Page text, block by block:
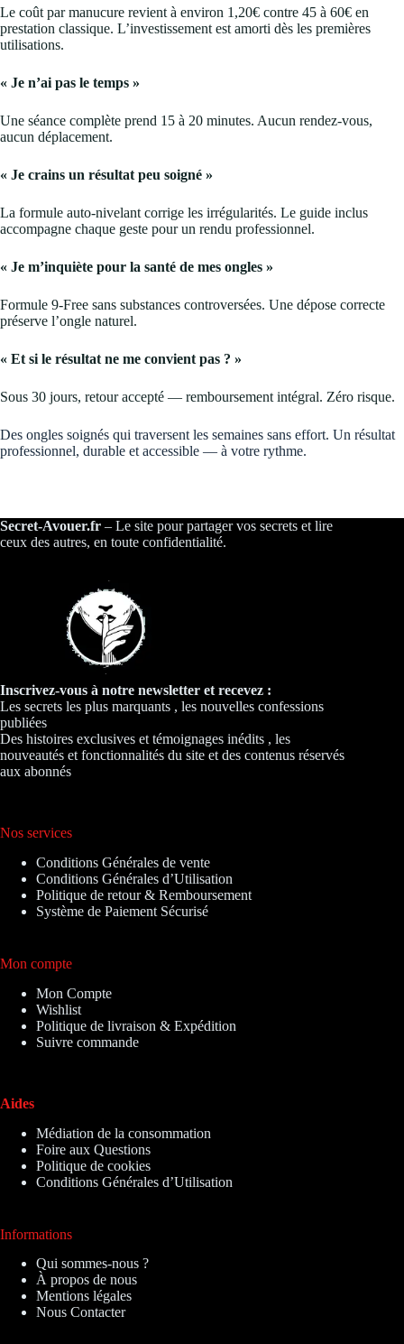
Le coût par manucure revient à environ 1,20€ contre 45 à 60€ en
prestation classique. L’investissement est amorti dès les premières
utilisations.
« Je n’ai pas le temps »
Une séance complète prend 15 à 20 minutes. Aucun rendez-vous,
aucun déplacement.
« Je crains un résultat peu soigné »
La formule auto-nivelant corrige les irrégularités. Le guide inclus
accompagne chaque geste pour un rendu professionnel.
« Je m’inquiète pour la santé de mes ongles »
Formule 9-Free sans substances controversées. Une dépose correcte
préserve l’ongle naturel.
« Et si le résultat ne me convient pas ? »
Sous 30 jours, retour accepté — remboursement intégral. Zéro risque.
Des ongles soignés qui traversent les semaines sans effort. Un résultat
professionnel, durable et accessible — à votre rythme.
Secret-Avouer.fr – Le site pour partager vos secrets et lire
ceux des autres, en toute confidentialité.
Inscrivez-vous à notre newsletter et recevez :
Les secrets les plus marquants , les nouvelles confessions
publiées
Des histoires exclusives et témoignages inédits , les
nouveautés et fonctionnalités du site et des contenus réservés
aux abonnés
Nos services
Conditions Générales de vente
Conditions Générales d’Utilisation
Politique de retour & Remboursement
Système de Paiement Sécurisé
Mon compte
Mon Compte
Wishlist
Politique de livraison & Expédition
Suivre commande
Aides
Médiation de la consommation
Foire aux Questions
Politique de cookies
Conditions Générales d’Utilisation
Informations
Qui sommes-nous ?
À propos de nous
Mentions légales
Nous Contacter